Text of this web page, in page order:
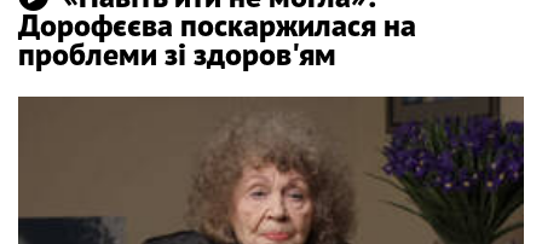
Дорофєєва поскаржилася на
проблеми зі здоров'ям